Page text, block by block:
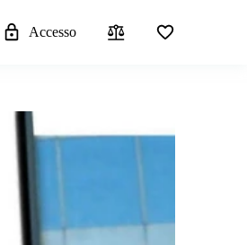
Accesso